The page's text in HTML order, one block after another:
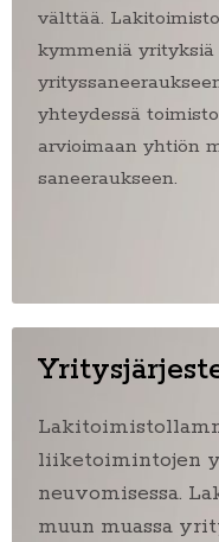
välttää.
kymmeniä
yhteydessä
arvioimaan yhtiön
saneeraukseen.
liiketoimintojen
neuvomisessa.
muun muassa